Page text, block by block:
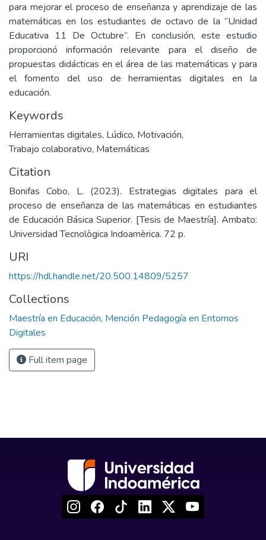
para mejorar el proceso de enseñanza y aprendizaje de las
matemáticas en los estudiantes de octavo de la “Unidad
Educativa 11 De Octubre”. En conclusión, este estudio
proporcionó información relevante para el diseño de
propuestas didácticas en el área de las matemáticas y para
el fomento del uso de herramientas digitales en la
educación.
Keywords
Herramientas digitales, Lúdico, Motivación,
Trabajo colaborativo, Matemáticas
Citation
Bonifas Cobo, L. (2023). Estrategias digitales para el
proceso de enseñanza de las matemáticas en estudiantes
de Educación Básica Superior. [Tesis de Maestría]. Ambato:
Universidad Tecnològica Indoamèrica. 72 p.
URI
https://hdl.handle.net/20.500.14809/5257
Collections
Maestría en Educación, Mención Pedagogía en Entornos
Digitales
Full item page